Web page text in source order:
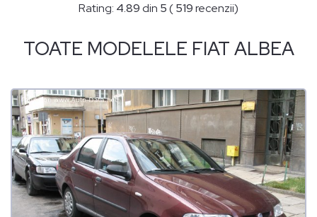
Rating: 4.89 din 5(519recenzii)
TOATE MODELELE FIAT ALBEA